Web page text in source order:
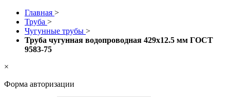
Главная >
Труба >
Чугунные трубы >
Труба чугунная водопроводная 429x12.5 мм ГОСТ
9583-75
×
Форма авторизации